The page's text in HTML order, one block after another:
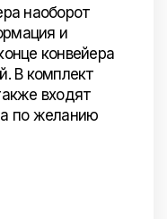
наоборот
и
конвейера
В комплект
входят
по желанию